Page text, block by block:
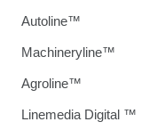
Autoline™
Machineryline™
Agroline™
Linemedia Digital ™